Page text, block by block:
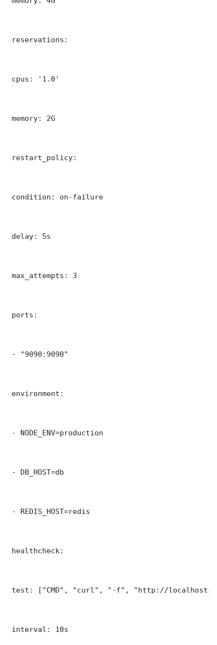
reservations:
cpus: '1.0'
memory: 2G
restart_policy:
condition: on-failure
delay: 5s
max_attempts: 3
ports:
- "9090:9090"
environment:
- NODE_ENV=production
- DB_HOST=db
- REDIS_HOST=redis
healthcheck:
test: ["CMD", "curl", "-f", "http://
interval: 10s